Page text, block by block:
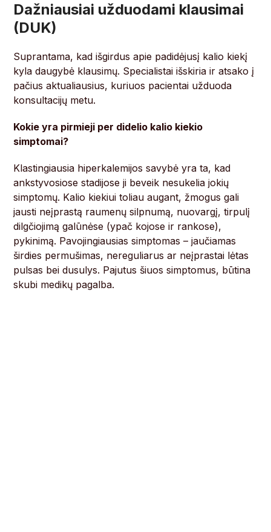
Dažniausiai užduodami klausimai
(DUK)
Suprantama, kad išgirdus apie padidėjusį kalio kiekį
kyla daugybė klausimų. Specialistai išskiria ir atsako į
pačius aktualiausius, kuriuos pacientai užduoda
konsultacijų metu.
Kokie yra pirmieji per didelio kalio kiekio
simptomai?
Klastingiausia hiperkalemijos savybė yra ta, kad
ankstyvosiose stadijose ji beveik nesukelia jokių
simptomų. Kalio kiekiui toliau augant, žmogus gali
jausti neįprastą raumenų silpnumą, nuovargį, tirpulį
dilgčiojimą galūnėse (ypač kojose ir rankose),
pykinimą. Pavojingiausias simptomas – jaučiamas
širdies permušimas, nereguliarus ar neįprastai lėtas
pulsas bei dusulys. Pajutus šiuos simptomus, būtina
skubi medikų pagalba.